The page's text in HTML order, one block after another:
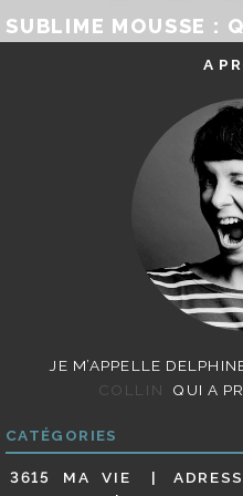
SUBLIME MOUSSE :
A
JE M’APPELLE
COLLIN
QUI A
CATÉGORIES
3615 MA VIE